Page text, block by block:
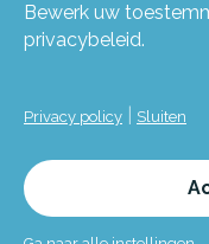
Bewerk uw
privacybeleid.
Privacy policy Sluiten